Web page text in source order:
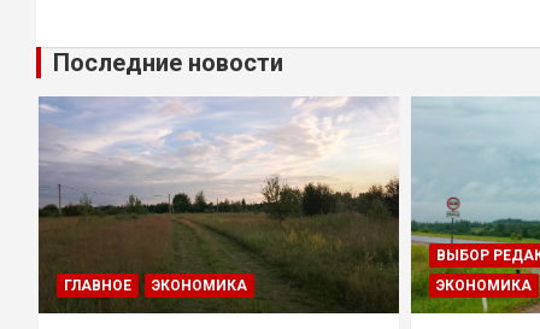
Последние новости
ГЛАВНОЕ ЭКОНОМИКА
ВЫБОР
ЭКОНОМИКА